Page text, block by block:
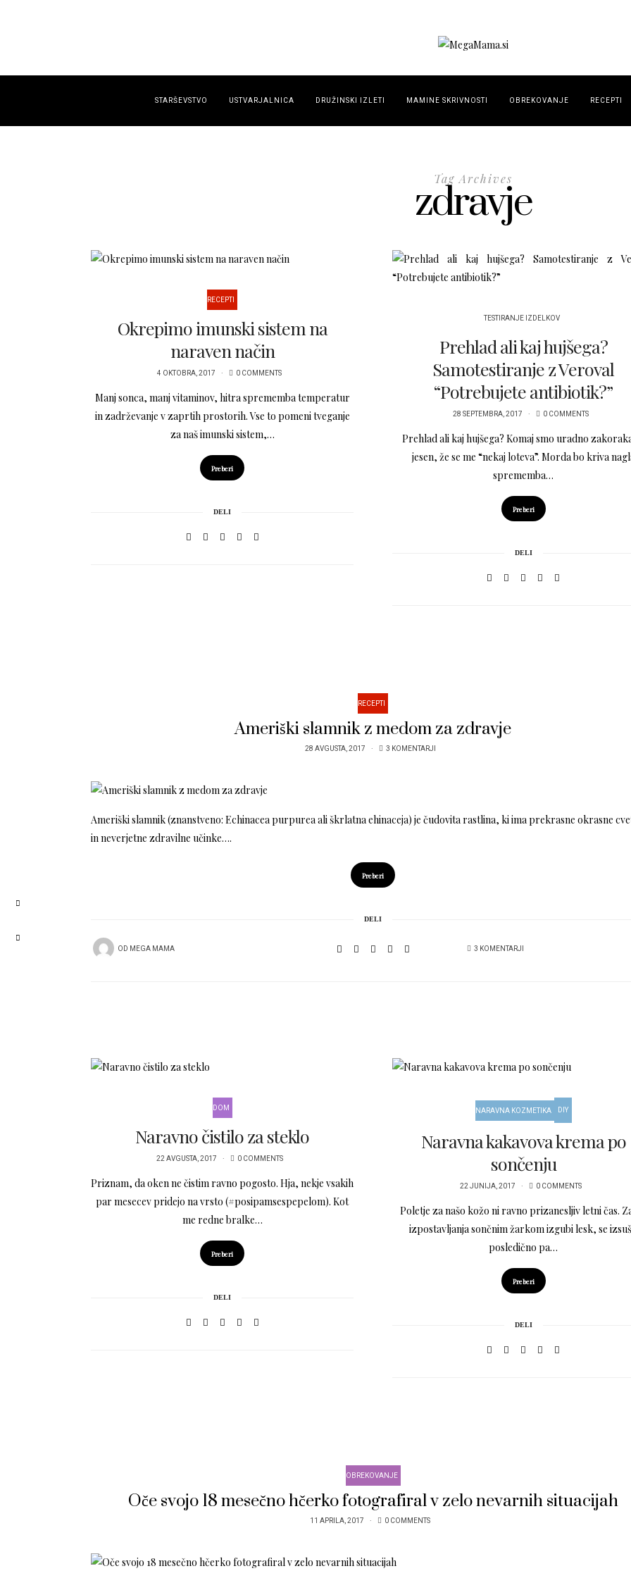
STARŠEVSTVO USTVARJALNICA DRUŽINSKI IZLETI MAMINE SKRIVNOSTI OBREKOVANJE RECEPTI
Tag Archives
zdravje
RECEPTI
Okrepimo imunski sistem na
naraven način
4 OKTOBRA, 2017 0 COMMENTS
Manj sonca, manj vitaminov, hitra sprememba temperatur
in zadrževanje v zaprtih prostorih. Vse to pomeni tveganje
za naš imunski sistem,…
Preberi
DELI
TESTIRANJE IZDELKOV
Prehlad ali kaj hujšega?
Samotestiranje z Veroval
“Potrebujete antibiotik?”
28 SEPTEMBRA, 2017 0 COMMENTS
Prehlad ali kaj hujšega? Komaj smo uradno
jesen, že se me “nekaj loteva”. Morda bo kriva
sprememba…
Preberi
DELI
RECEPTI
Ameriški slamnik z medom za zdravje
28 AVGUSTA, 2017 3 KOMENTARJI
Ameriški slamnik (znanstveno: Echinacea purpurea ali škrlatna ehinaceja) je čudovita rastlina, ki ima prekrasne okrasne
in neverjetne zdravilne učinke….
Preberi
DELI
OD MEGA MAMA 3 KOMENTARJI
DOM
Naravno čistilo za steklo
22 AVGUSTA, 2017 0 COMMENTS
Priznam, da oken ne čistim ravno pogosto. Hja, nekje vsakih
par mesecev pridejo na vrsto (#posipamsespepelom). Kot
me redne bralke…
Preberi
DELI
NARAVNA KOZMETIKA DIY
Naravna kakavova krema po
sončenju
22 JUNIJA, 2017 0 COMMENTS
Poletje za našo kožo ni ravno prizanesljiv letni čas.
izpostavljanja sončnim žarkom izgubi lesk, se
posledično pa…
Preberi
DELI
OBREKOVANJE
Oče svojo 18 mesečno hčerko fotografiral v zelo nevarnih situacijah
11 APRILA, 2017 0 COMMENTS